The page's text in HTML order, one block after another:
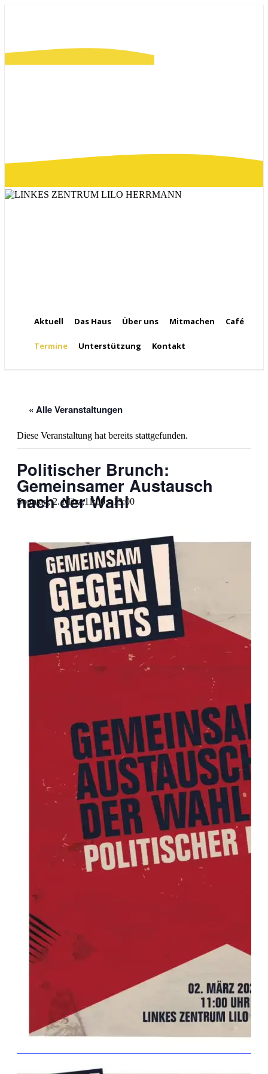
Aktuell Das Haus Über uns Mitmachen Café
Termine Unterstützung Kontakt
« Alle Veranstaltungen
Diese Veranstaltung hat bereits stattgefunden.
Politischer Brunch:
Gemeinsamer Austausch
nach der Wahl
Sonntag, 2. März,11:00-13:00